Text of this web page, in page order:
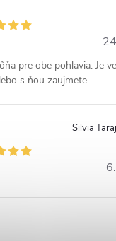
pre obe pohlavia. Je
s ňou zaujmete.
Silvia